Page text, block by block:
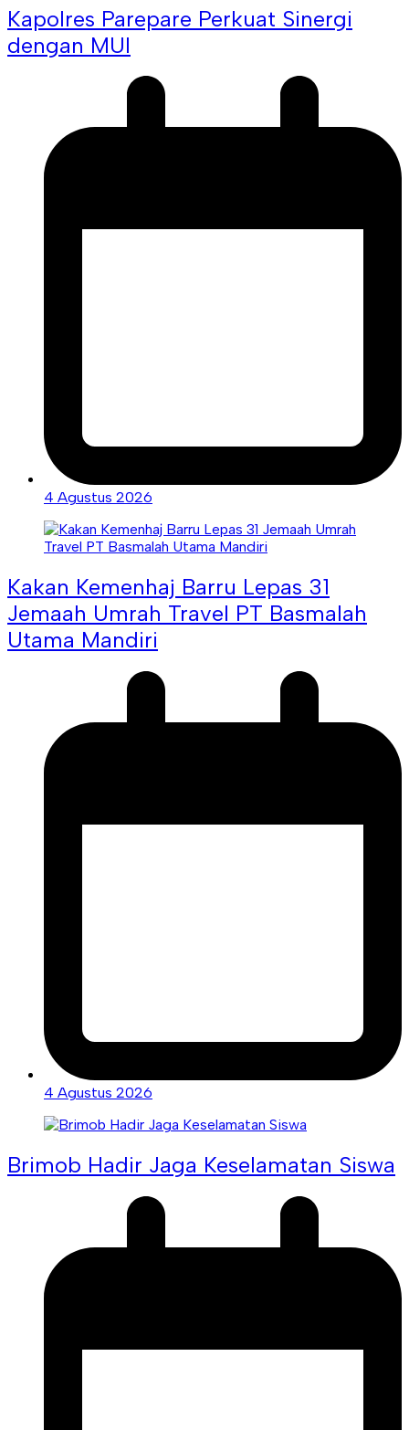
Kapolres Parepare Perkuat Sinergi
dengan MUI
4 Agustus 2026
Kakan Kemenhaj Barru Lepas 31
Jemaah Umrah Travel PT Basmalah
Utama Mandiri
4 Agustus 2026
Brimob Hadir Jaga Keselamatan Siswa